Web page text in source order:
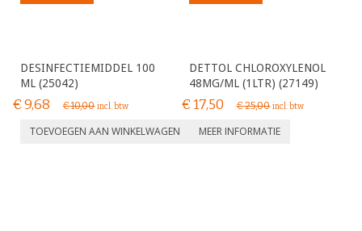
DESINFECTIEMIDDEL 100
ML (25042)
€10,00
€9,68 incl. btw
TOEVOEGEN AAN WINKELWAGEN
DETTOL CHLOROXYLENOL
48MG/ML (1LTR) (27149)
€25,00
€17,50 incl. btw
MEER INFORMATIE